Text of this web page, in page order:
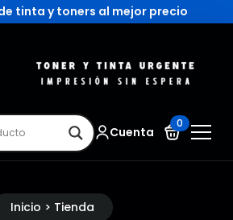
tinta y toners al mejor precio
Cuenta
0
Inicio > Tienda